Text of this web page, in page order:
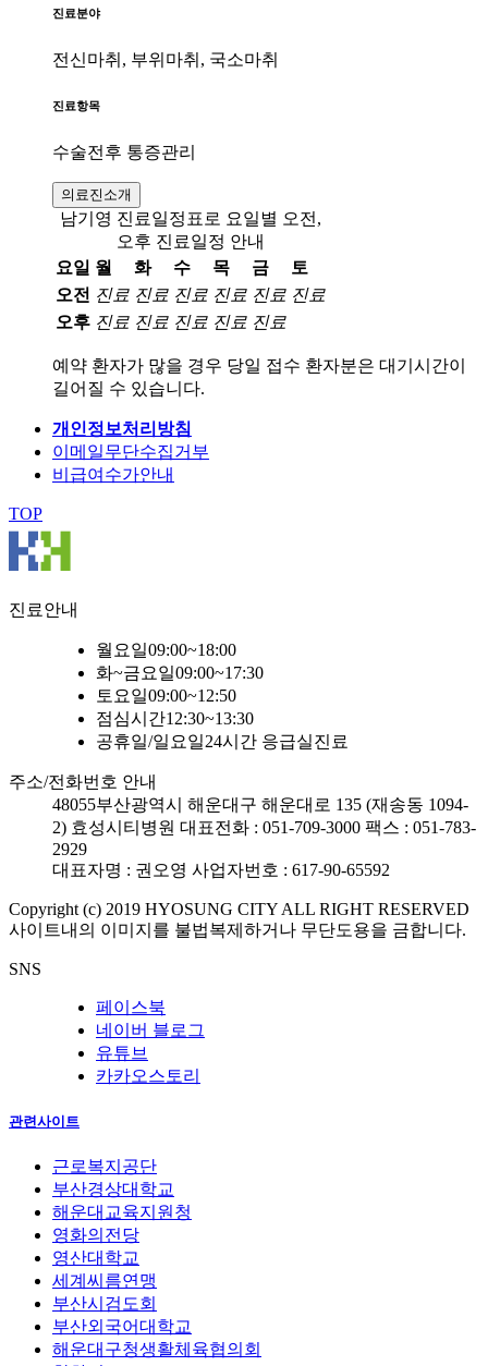
진료분야
전신마취, 부위마취, 국소마취
진료항목
수술전후 통증관리
의료진소개
남기영 진료일정표로 요일별 오전,
오후 진료일정 안내
요일 월 화 수 목 금
토
오전 진료 진료 진료 진료 진료 진료
오후 진료 진료 진료 진료 진료
예약 환자가 많을 경우 당일 접수 환자분은 대기시간이
길어질 수 있습니다.
개인정보처리방침
이메일무단수집거부
비급여수가안내
TOP
진료안내
월요일09:00~18:00
화~금요일09:00~17:30
토요일09:00~12:50
점심시간12:30~13:30
공휴일/일요일24시간 응급실진료
주소/전화번호 안내
48055부산광역시 해운대구 해운대로 135 (재송동 1094-
2) 효성시티병원 대표전화 : 051-709-3000 팩스 : 051-783-
2929
대표자명 : 권오영 사업자번호 : 617-90-65592
Copyright (c) 2019 HYOSUNG CITY ALL RIGHT RESERVED
사이트내의 이미지를 불법복제하거나 무단도용을 금합니다.
SNS
페이스북
네이버 블로그
유튜브
카카오스토리
관련사이트
근로복지공단
부산경상대학교
해운대교육지원청
영화의전당
영산대학교
세계씨름연맹
부산시검도회
부산외국어대학교
해운대구청생활체육협의회